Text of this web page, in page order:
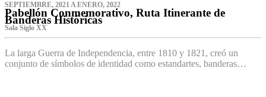
SEPTIEMBRE, 2021 A ENERO, 2022
Pabellón Conmemorativo, Ruta Itinerante de
Banderas Históricas
Sala Siglo XX
La larga Guerra de Independencia, entre 1810 y 1821, creó un
conjunto de símbolos de identidad como estandartes, banderas…